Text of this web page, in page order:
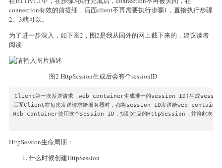
connection有效的前提细，后面client不再需要执行步骤1，直接执行步骤
2、3就可以。
为了进一步深入，如下图2，图2是我从国外的网上截下来的，建议读者
阅读
图2 HttpSession生成后会有个sessionID
Client第一次发送请求，web container生成唯一的session ID(生成
后面Client在每次发送请求给服务器时，都将session ID发送给web
Web container使用这个session ID，找到对应的HttpSession，并将此次
HttpSession生命周期：
什么时候创建HttpSession